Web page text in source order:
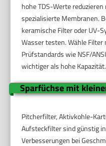
hohe TDS-Werte
spezialisierte Membranen.
keramische Filter oder UV-
Wasser testen. Wähle
Prüfstandards wie NSF/
wichtiger als hohe Kapazität.
Sparfüchse mit
Pitcherfilter, Aktivkohle-
Aufsteckfilter sind günstig
Verbesserungen bei